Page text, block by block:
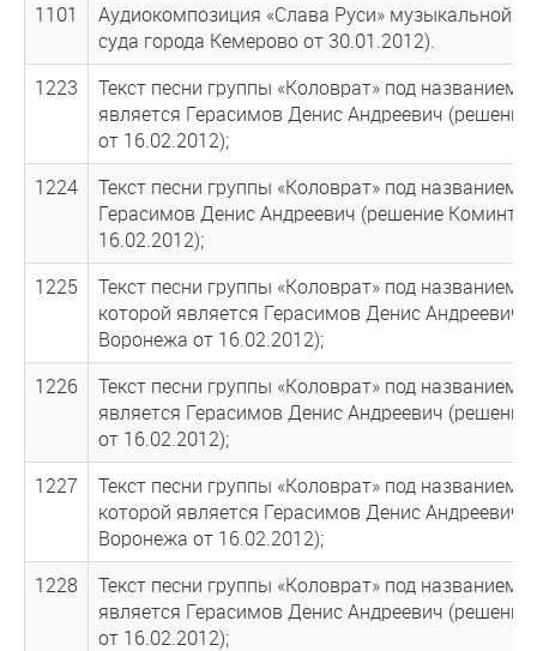
1101
Аудиокомпозиция «Слава Руси» музыкальной
суда города Кемерово от 30.01.2012).
1223
Текст песни группы «Коловрат» под названием
является Герасимов Денис Андреевич
от 16.02.2012);
1224
Текст песни группы «Коловрат» под названием
Герасимов Денис Андреевич (решение
16.02.2012);
1225
Текст песни группы «Коловрат» под названием
которой является Герасимов Денис Андреевич
Воронежа от 16.02.2012);
1226
Текст песни группы «Коловрат» под
является Герасимов Денис Андреевич
от 16.02.2012);
1227
Текст песни группы «Коловрат» под
которой является Герасимов Денис Андреевич
Воронежа от 16.02.2012);
1228
Текст песни группы «Коловрат» под
является Герасимов Денис Андреевич
от 16.02.2012);